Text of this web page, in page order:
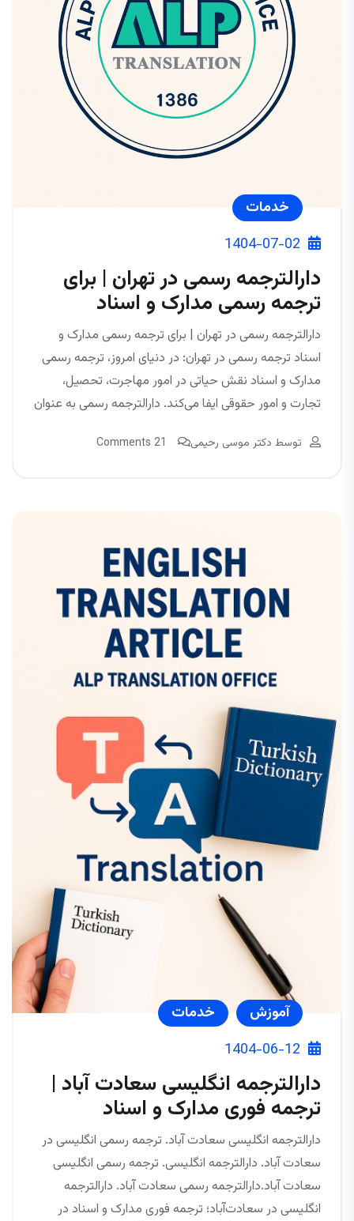
خدمات
1404-07-02
دارالترجمه رسمی در تهران | برای
ترجمه رسمی مدارک و اسناد
دارالترجمه رسمی در تهران | برای ترجمه رسمی مدارک و
اسناد ترجمه رسمی در تهران: در دنیای امروز، ترجمه رسمی
مدارک و اسناد نقش حیاتی در امور مهاجرت، تحصیل،
تجارت و امور حقوقی ایفا می‌کند. دارالترجمه رسمی به عنوان
توسط دکتر موسی رحیمی 21 Comments
آموزش
خدمات
1404-06-12
دارالترجمه انگلیسی سعادت‌ آباد |
ترجمه فوری مدارک و اسناد
دارالترجمه انگلیسی سعادت آباد. ترجمه رسمی انگلیسی در
سعادت آباد. دارالترجمه انگلیسی. ترجمه رسمی انگلیسی
سعادت‌ آباد.دارالترجمه رسمی سعادت‌ آباد. دارالترجمه
انگلیسی در سعادت‌آباد؛ ترجمه فوری مدارک و اسناد در